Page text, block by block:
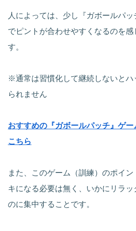
人によっては、少し『ガボールパ
でピントが合わせやすくなるのを感
す。
※通常は習慣化して継続しないとハ
られません
おすすめの『ガボールパッチ』ゲ
こちら
また、このゲーム（訓練）のポイ
キになる必要は無く、いかにリラ
のに集中することです。